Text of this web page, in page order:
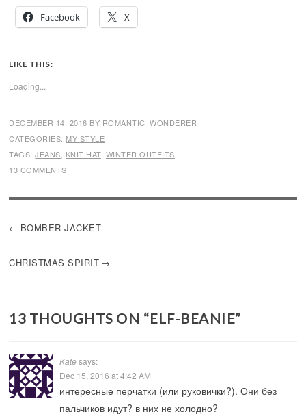
Facebook X
LIKE THIS:
Loading...
DECEMBER 14, 2016 BY ROMANTIC_WONDERER
CATEGORIES: MY STYLE
TAGS:JEANS KNIT HAT, WINTER OUTFITS
13 COMMENTS
POST
BOMBER JACKET
CHRISTMAS SPIRIT
13 THOUGHTS ON “ELF-BEANIE”
Kate says:
Dec 15, 2016 at 4:42 AM
интересные перчатки (или руковички?). Они без
пальчиков идут? в них не холодно?